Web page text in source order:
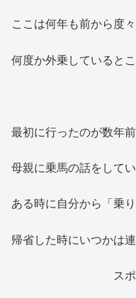
ここは何年も前から度
何度か外乗しているとこ
最初に行ったのが数年前
母親に乗馬の話をしてい
ある時に自分から「乗
帰省した時にいつかは
ス